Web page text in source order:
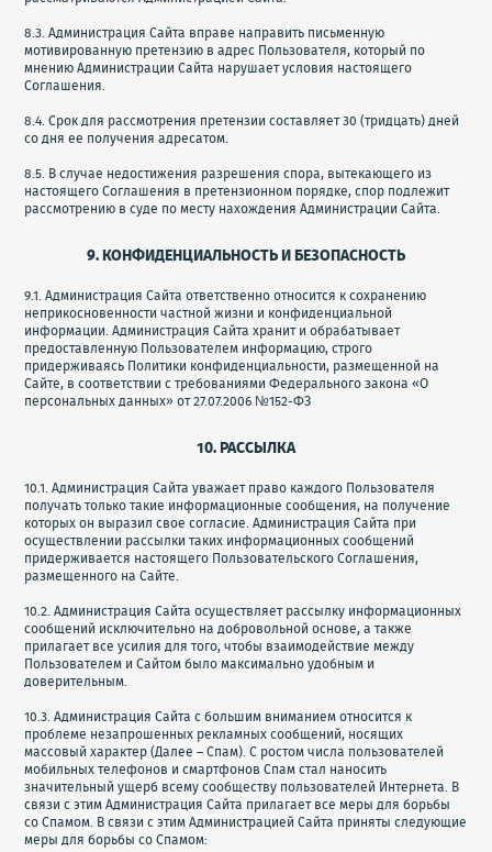
8.3. Администрация Сайта вправе направить письменную
мотивированную претензию в адрес Пользователя, который по
мнению Администрации Сайта нарушает условия настоящего
Соглашения.
8.4. Срок для рассмотрения претензии составляет 30 (тридцать) дней
со дня ее получения адресатом.
8.5. В случае недостижения разрешения спора, вытекающего из
настоящего Соглашения в претензионном порядке, спор подлежит
рассмотрению в суде по месту нахождения Администрации Сайта.
9. КОНФИДЕНЦИАЛЬНОСТЬ И БЕЗОПАСНОСТЬ
9.1. Администрация Сайта ответственно относится к сохранению
неприкосновенности частной жизни и конфиденциальной
информации. Администрация Сайта хранит и обрабатывает
предоставленную Пользователем информацию, строго
придерживаясь Политики конфиденциальности, размещенной на
Сайте, в соответствии с требованиями Федерального закона «О
персональных данных» от 27.07.2006 №152-ФЗ
10. РАССЫЛКА
10.1. Администрация Сайта уважает право каждого Пользователя
получать только такие информационные сообщения, на получение
которых он выразил свое согласие. Администрация Сайта при
осуществлении рассылки таких информационных сообщений
придерживается настоящего Пользовательского Соглашения,
размещенного на Сайте.
10.2. Администрация Сайта осуществляет рассылку информационных
сообщений исключительно на добровольной основе, а также
прилагает все усилия для того, чтобы взаимодействие между
Пользователем и Сайтом было максимально удобным и
доверительным.
10.3. Администрация Сайта с большим вниманием относится к
проблеме незапрошенных рекламных сообщений, носящих
массовый характер (Далее – Спам). С ростом числа пользователей
мобильных телефонов и смартфонов Спам стал наносить
значительный ущерб всему сообществу пользователей Интернета. В
связи с этим Администрация Сайта прилагает все меры для борьбы
со Спамом. В связи с этим Администрацией Сайта приняты следующие
меры для борьбы со Спамом: